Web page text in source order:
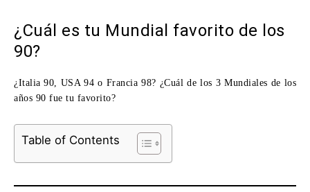
¿Cuál es tu Mundial favorito de los
90?
¿Italia 90, USA 94 o Francia 98? ¿Cuál de los 3 Mundiales de los
años 90 fue tu favorito?
Table of Contents